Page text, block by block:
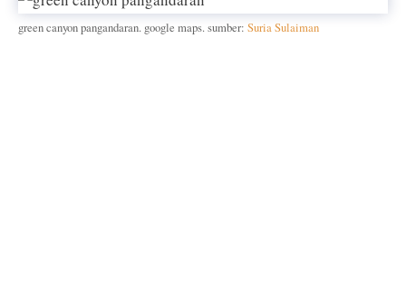
green canyon pangandaran. google maps. sumber: Suria Sulaiman